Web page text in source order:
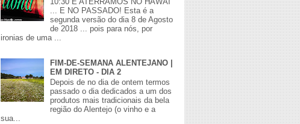
... E NO PASSADO! Esta é a
segunda versão do dia 8 de Agosto
de 2018 ... pois para nós, por
ironias de uma ...
FIM-DE-SEMANA ALENTEJANO |
EM DIRETO - DIA 2
Depois de no dia de ontem termos
passado o dia dedicados a um dos
produtos mais tradicionais da bela
região do Alentejo (o vinho e a
sua...